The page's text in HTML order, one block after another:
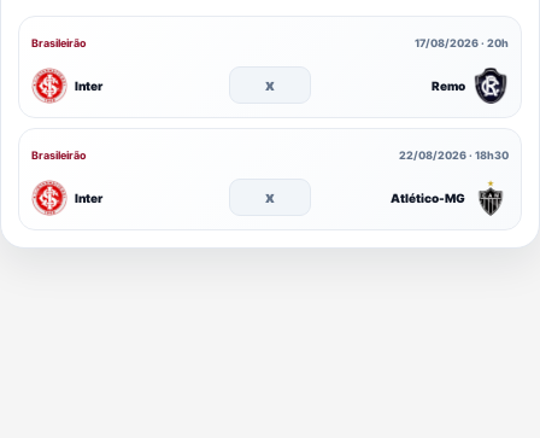
Brasileirão 17/08/2026 · 20h
Inter x Remo
Brasileirão 22/08/2026 · 18h30
Inter x Atlético-MG